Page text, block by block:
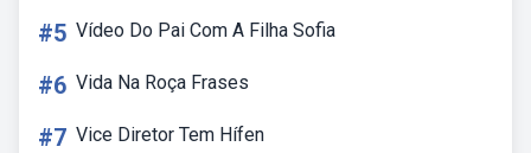
#5 Vídeo Do Pai Com A Filha Sofia
#6 Vida Na Roça Frases
#7 Vice Diretor Tem Hífen